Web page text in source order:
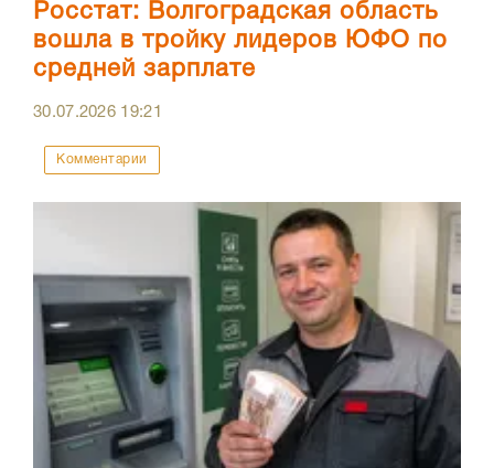
Росстат: Волгоградская область
вошла в тройку лидеров ЮФО по
средней зарплате
30.07.2026 19:21
Комментарии